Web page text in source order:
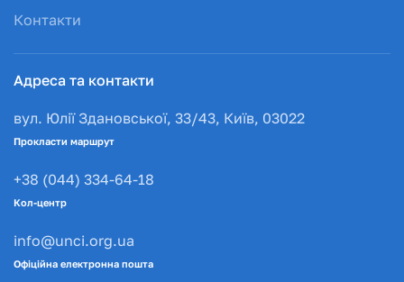
Контакти
Адреса та контакти
вул. Юлії Здановської, 33/43, Київ, 03022
Прокласти маршрут
+38 (044) 334-64-18
Кол-центр
info@unci.org.ua
Офіційна електронна пошта